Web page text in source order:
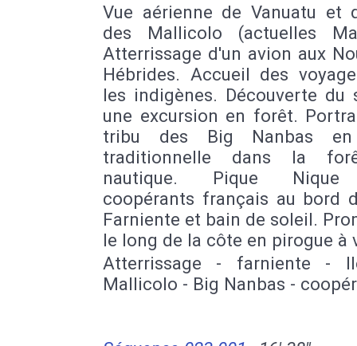
Vue aérienne de Vanuatu et
des Mallicolo (actuelles
Atterrissage d'un avion aux
Hébrides. Accueil des
les indigènes. Découverte du
une excursion en forêt.
tribu des Big Nanbas
traditionnelle dans la
nautique. Pique
coopérants français au bord
Farniente et bain de soleil.
le long de la côte en pirogue à
Atterrissage - farniente -
Mallicolo - Big Nanbas -